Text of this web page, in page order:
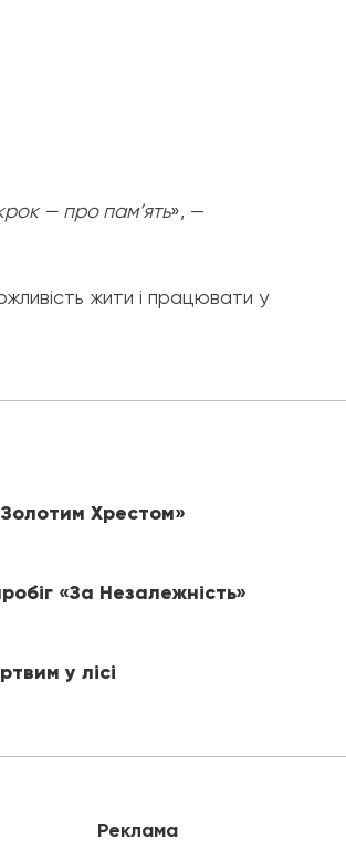
— про пам’ять», —
жити і працювати у
Хрестом»
«За Незалежність»
у лісі
Реклама